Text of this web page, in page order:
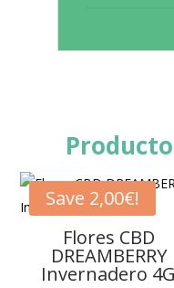
Save 2,00€!
Flores CBD
DREAMBERRY
Invernadero 4G